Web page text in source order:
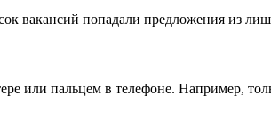
вакансий попадали предложения из
или пальцем в телефоне. Например,